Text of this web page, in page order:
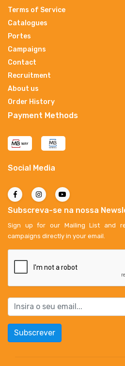
Terms of Service
Catalogues
Portes
Campaigns
Contact
Recruitment
About us
Order History
Payment Methods
Social Media
Subscreva-se na nossa
Sign up for our Mailing List and
campaigns directly in your email.
Subscrever